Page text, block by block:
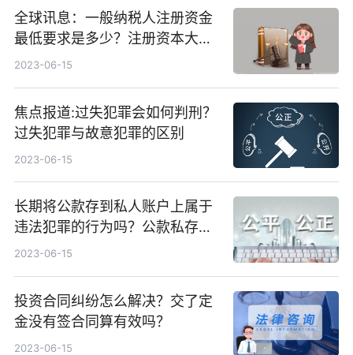
全球讯息：一般纳税人注册资金
最低要求是多少？注册资本大小
有什么区别？
2023-06-15
焦点报道:过失犯罪会如何判刑？
过失犯罪与故意犯罪的区别
2023-06-15
长期将公款存到私人账户上属于
违法犯罪的行为吗？公款私存通
常表现形式
2023-06-15
投资合同纠纷怎么解决？交了定
金没有签合同算有效吗？
2023-06-15